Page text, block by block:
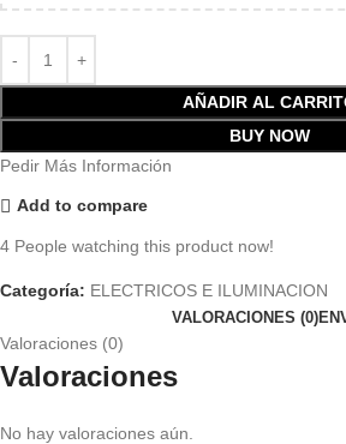
AÑADIR AL
BUY NOW
Pedir Más Información
Add to compare
4 People watching this product now!
Categoría: ELECTRICOS E ILUMINACION
VALORACIONES (0)
Valoraciones (0)
Valoraciones
No hay valoraciones aún.